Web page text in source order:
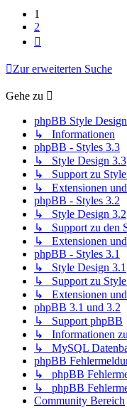
1
2
Zur erweiterten Suche
Gehe zu
phpBB Style Design
↳ Informationen
phpBB - Styles 3.3
↳ Style Design 3.3
↳ Support zu
↳ Extensionen
phpBB - Styles 3.2
↳ Style Design 3.2
↳ Support zu den
↳ Extensionen
phpBB - Styles 3.1
↳ Style Design 3.1
↳ Support zu Style
↳ Extensionen und
phpBB 3.1 und 3.2
↳ Support phpBB
↳ Informationen
↳ MySQL
phpBB
↳ phpBB
↳ phpBB
Community Bereich